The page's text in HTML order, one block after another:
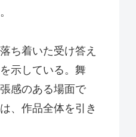
ち着いた受け答え
示している。舞
感のある場面で
、作品全体を引き